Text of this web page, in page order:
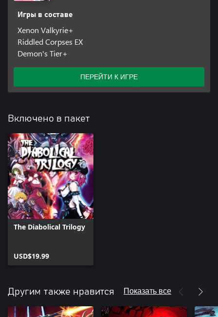
Игры в составе
Xenon Valkyrie+
Riddled Corpses EX
Demon's Tier+
ПЕРЕЙТИ К ИГРЕ
Включено в пакет
The Diabolical Trilogy
USD$19.99
Другим также нравится Показать все